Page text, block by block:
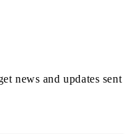
news and updates sent